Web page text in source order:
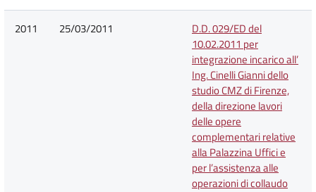
2011 25/03/2011
D.D. 029/ED del
10.02.2011 per
integrazione incarico all’
Ing. Cinelli Gianni dello
studio CMZ di Firenze,
della direzione lavori
delle opere
complementari relative
alla Palazzina Uffici e
per l’assistenza alle
operazioni di collaudo